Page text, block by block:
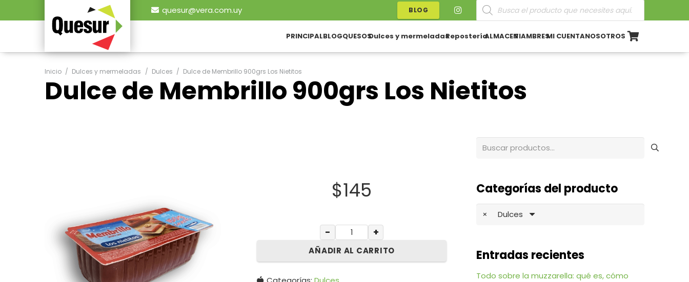
quesur@vera.com.uy BLOG
Búsqueda
de
productos
PRINCIPALBLOGQUESOSDulces y mermeladasReposteríaALMACENFIAMBRESMI CUENTANOSOTROS
Inicio / Dulces y mermeladas / Dulces / Dulce de Membrillo 900grs Los Nietitos
Dulce de Membrillo 900grs Los Nietitos
$145
− +
AÑADIR AL CARRITO
Buscar
Categorías del producto
× Dulces
Entradas recientes
Todo sobre la muzzarella: qué es, cómo